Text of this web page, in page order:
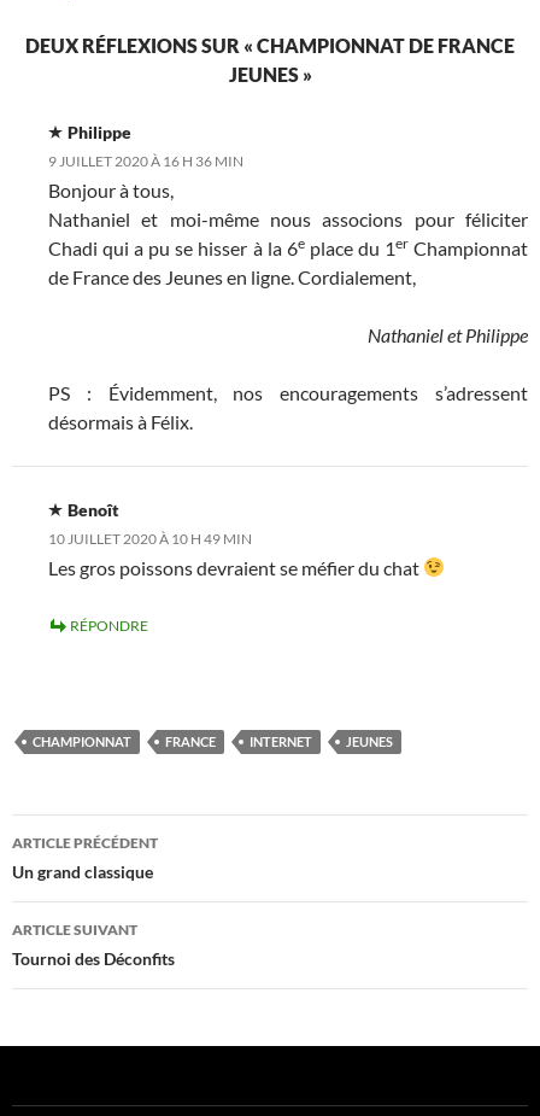
DEUX RÉFLEXIONS SUR « CHAMPIONNAT DE FRANCE
JEUNES »
Philippe
9 JUILLET 2020 À 16 H 36 MIN
Bonjour à tous,
Nathaniel et moi-même nous associons pour féliciter
Chadi qui a pu se hisser à la 6eplace du 1erChampionnat
de France des Jeunes en ligne. Cordialement,
Nathaniel et Philippe
PS : Évidemment, nos encouragements s’adressent
désormais à Félix.
Benoît
10 JUILLET 2020 À 10 H 49 MIN
Les gros poissons devraient se méfier du chat
RÉPONDRE
CHAMPIONNAT FRANCE INTERNET JEUNES
Navigation
des
articles
ARTICLE PRÉCÉDENT
Un grand classique
ARTICLE SUIVANT
Tournoi des Déconfits